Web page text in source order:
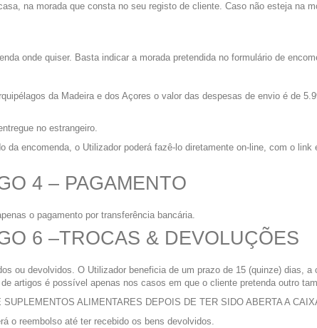
na morada que consta no seu registo de cliente. Caso não esteja na
onde quiser. Basta indicar a morada pretendida no formulário de
da Madeira e dos Açores o valor das despesas de envio é de
no estrangeiro.
da encomenda, o Utilizador poderá fazê-lo diretamente on-line, com o
4 – PAGAMENTO
o pagamento por transferência bancária.
6 –TROCAS & DEVOLUÇÕES
ou devolvidos. O Utilizador beneficia de um prazo de 15 (quinze) dias,
de artigos é possível apenas nos casos em que o cliente pretenda outro
ALIMENTARES DEPOIS DE TER SIDO ABERTA A
o reembolso até ter recebido os bens devolvidos.